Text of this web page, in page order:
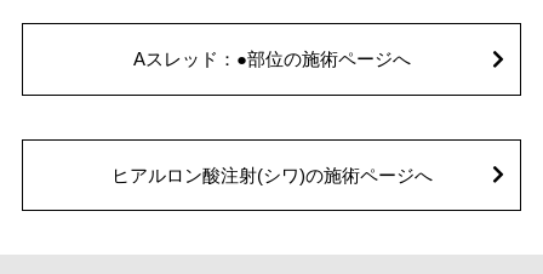
Aスレッド：●部位の施術ページへ
ヒアルロン酸注射(シワ)の施術ページへ